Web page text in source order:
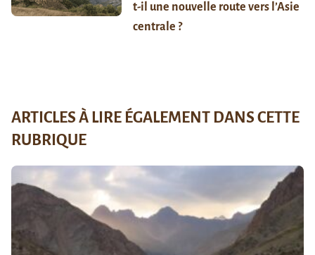
t-il une nouvelle route vers l’Asie
centrale ?
ARTICLES À LIRE ÉGALEMENT DANS CETTE
RUBRIQUE